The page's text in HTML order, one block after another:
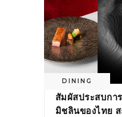
DINING
สัมผัสประสบกา
มิชลินของไทย